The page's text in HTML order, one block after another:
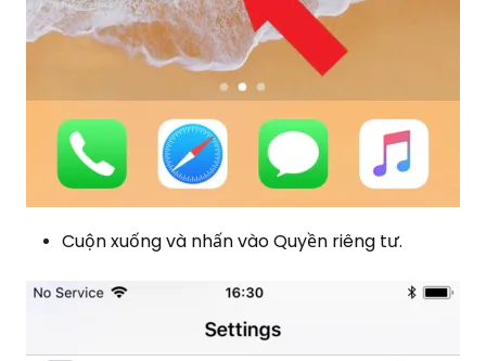
Cuộn xuống và nhấn vào Quyền riêng tư.